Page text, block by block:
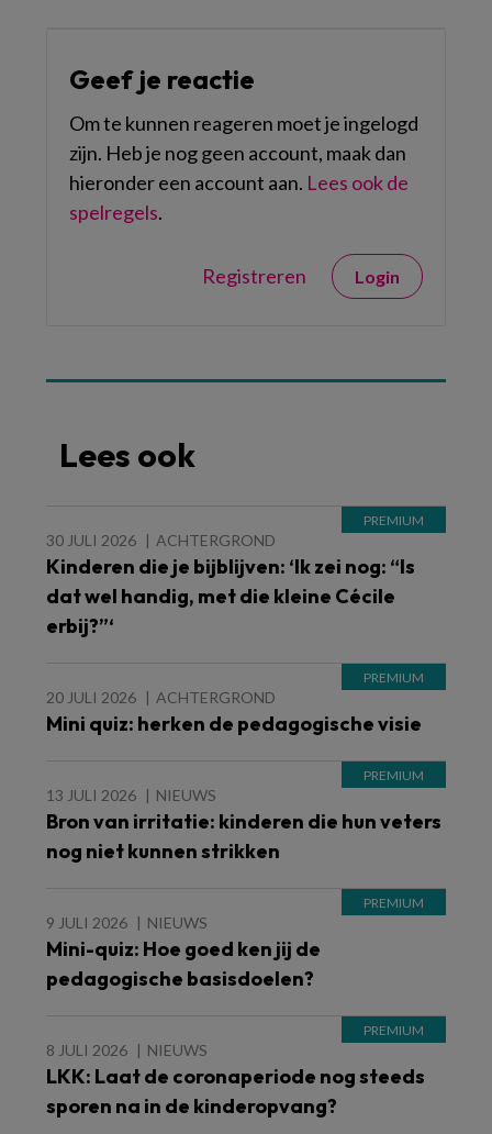
Geef je reactie
Om te kunnen reageren moet je ingelogd
zijn. Heb je nog geen account, maak dan
hieronder een account aan. Lees ook de
spelregels.
Registreren Login
Lees ook
30 JULI 2026 ACHTERGROND
Kinderen die je bijblijven: ‘Ik zei nog: “Is
dat wel handig, met die kleine Cécile
erbij?”‘
20 JULI 2026 ACHTERGROND
Mini quiz: herken de pedagogische visie
13 JULI 2026 NIEUWS
Bron van irritatie: kinderen die hun veters
nog niet kunnen strikken
9 JULI 2026 NIEUWS
Mini-quiz: Hoe goed ken jij de
pedagogische basisdoelen?
8 JULI 2026 NIEUWS
LKK: Laat de coronaperiode nog steeds
sporen na in de kinderopvang?